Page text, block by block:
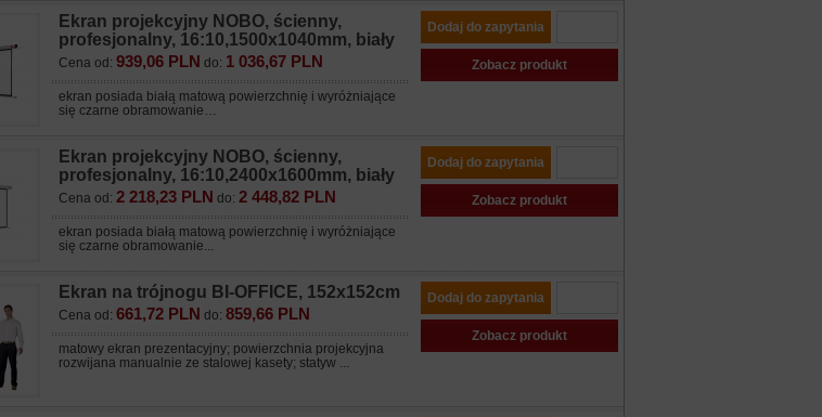
Ekran projekcyjny NOBO, ścienny,
profesjonalny, 16:10,1500x1040mm, biały
Cena od: 939,06 PLN do: 1 036,67 PLN
ekran posiada białą matową powierzchnię i wyróżniające
się czarne obramowanie…
Dodaj do zapytania
Zobacz produkt
Ekran projekcyjny NOBO, ścienny,
profesjonalny, 16:10,2400x1600mm, biały
Cena od: 2 218,23 PLN do: 2 448,82 PLN
ekran posiada białą matową powierzchnię i wyróżniające
się czarne obramowanie...
Dodaj do zapytania
Zobacz produkt
Ekran na trójnogu BI-OFFICE, 152x152cm
Cena od: 661,72 PLN do: 859,66 PLN
matowy ekran prezentacyjny; powierzchnia projekcyjna
rozwijana manualnie ze stalowej kasety; statyw ...
Dodaj do zapytania
Zobacz produkt